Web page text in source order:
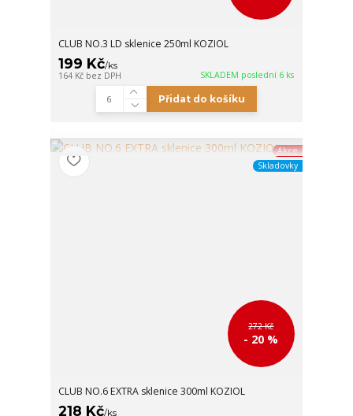
CLUB NO.3 LD sklenice 250ml KOZIOL
199 Kč/ks
164 Kč bez DPH SKLADEM poslední 6 ks
Přidat do košíku
Akce
Skladovky
272 Kč
- 20 %
CLUB NO.6 EXTRA sklenice 300ml KOZIOL
218 Kč/ks